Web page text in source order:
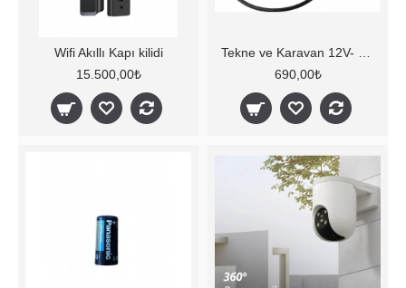
Wifi Akıllı Kapı kilidi
15.500,00₺
690,00₺